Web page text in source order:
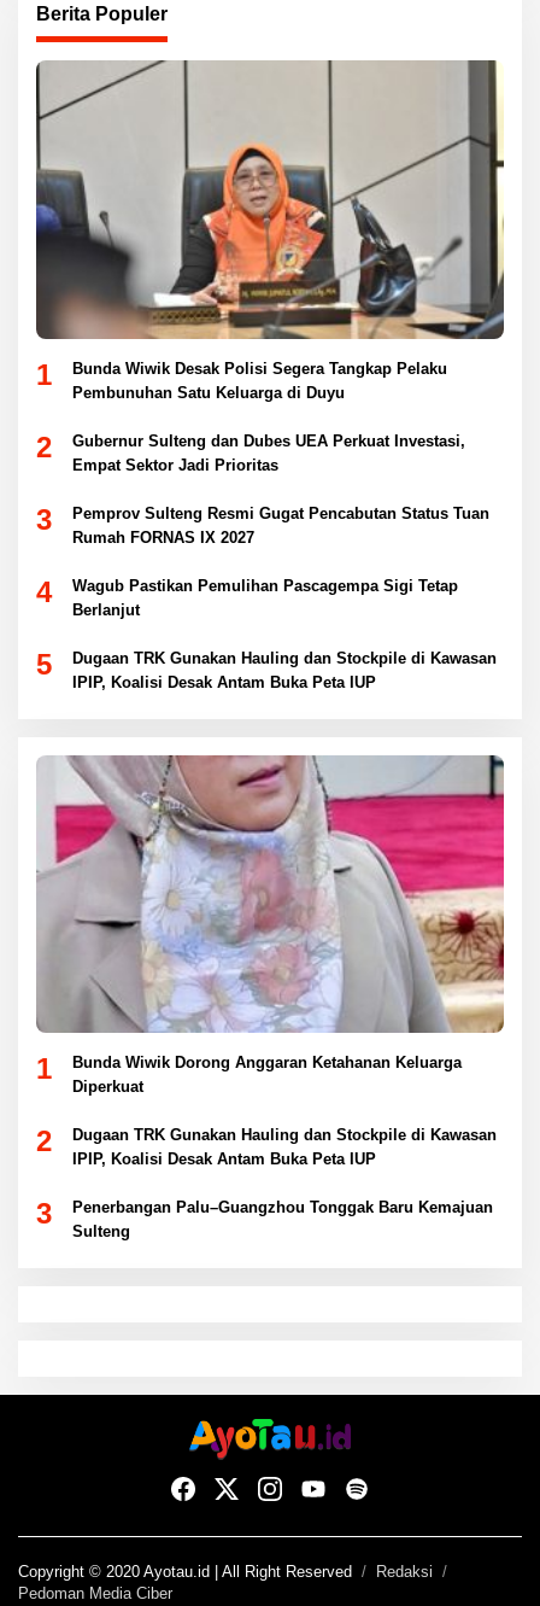
Berita Populer
1
Bunda Wiwik Desak Polisi Segera Tangkap Pelaku
Pembunuhan Satu Keluarga di Duyu
2
Gubernur Sulteng dan Dubes UEA Perkuat Investasi,
Empat Sektor Jadi Prioritas
3
Pemprov Sulteng Resmi Gugat Pencabutan Status Tuan
Rumah FORNAS IX 2027
4
Wagub Pastikan Pemulihan Pascagempa Sigi Tetap
Berlanjut
5
Dugaan TRK Gunakan Hauling dan Stockpile di Kawasan
IPIP, Koalisi Desak Antam Buka Peta IUP
1
Bunda Wiwik Dorong Anggaran Ketahanan Keluarga
Diperkuat
2
Dugaan TRK Gunakan Hauling dan Stockpile di Kawasan
IPIP, Koalisi Desak Antam Buka Peta IUP
3
Penerbangan Palu–Guangzhou Tonggak Baru Kemajuan
Sulteng
Copyright © 2020 Ayotau.id | All Right Reserved
Redaksi
Pedoman Media Ciber